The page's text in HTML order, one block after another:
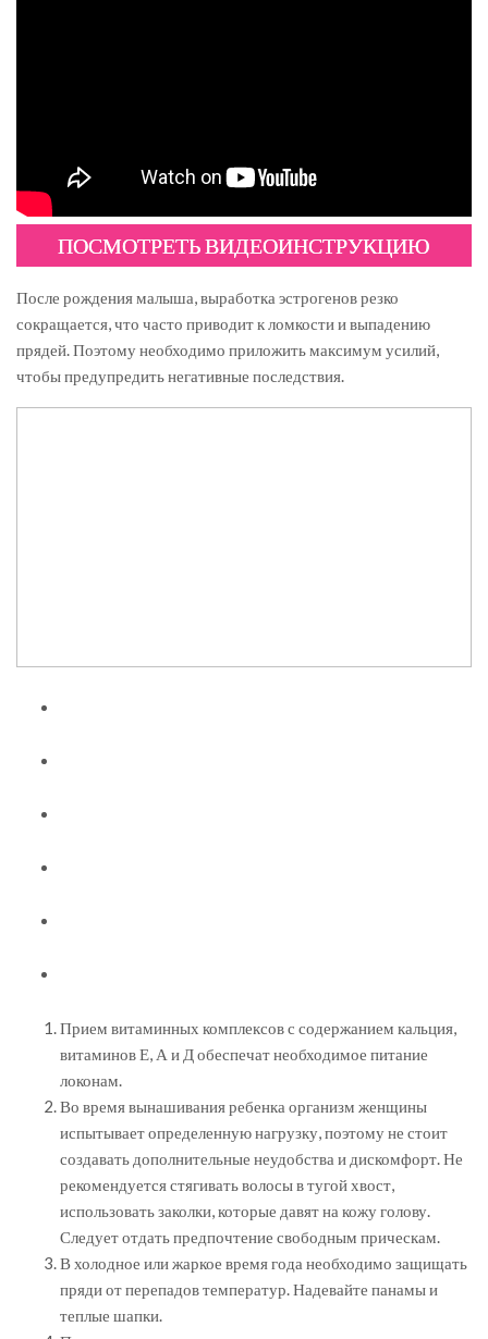
ПОСМОТРЕТЬ ВИДЕОИНСТРУКЦИЮ
После рождения малыша, выработка эстрогенов резко
сокращается, что часто приводит к ломкости и выпадению
прядей. Поэтому необходимо приложить максимум усилий,
чтобы предупредить негативные последствия.
Прием витаминных комплексов с содержанием кальция,
витаминов Е, А и Д обеспечат необходимое питание
локонам.
Во время вынашивания ребенка организм женщины
испытывает определенную нагрузку, поэтому не стоит
создавать дополнительные неудобства и дискомфорт. Не
рекомендуется стягивать волосы в тугой хвост,
использовать заколки, которые давят на кожу голову.
Следует отдать предпочтение свободным прическам.
В холодное или жаркое время года необходимо защищать
пряди от перепадов температур. Надевайте панамы и
теплые шапки.